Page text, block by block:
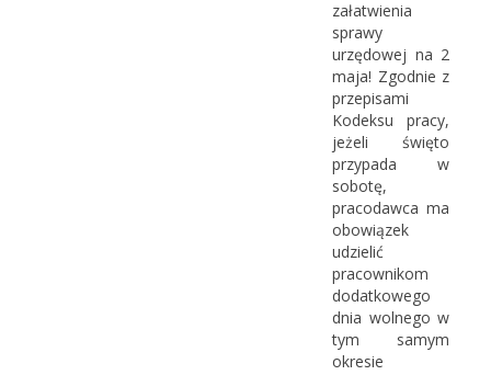
załatwienia
sprawy
urzędowej na 2
maja! Zgodnie z
przepisami
Kodeksu pracy,
jeżeli święto
przypada w
sobotę,
pracodawca ma
obowiązek
udzielić
pracownikom
dodatkowego
dnia wolnego w
tym samym
okresie